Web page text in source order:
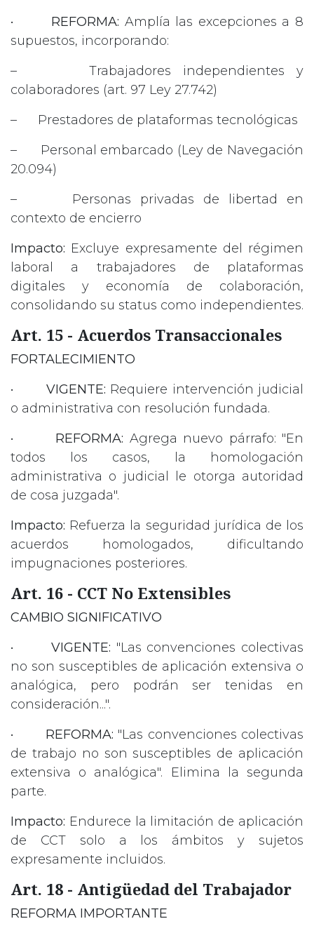
• REFORMA: Amplía las excepciones a 8
supuestos, incorporando:
– Trabajadores independientes y
colaboradores (art. 97 Ley 27.742)
– Prestadores de plataformas tecnológicas
– Personal embarcado (Ley de Navegación
20.094)
– Personas privadas de libertad en
contexto de encierro
Impacto: Excluye expresamente del régimen
laboral a trabajadores de plataformas
digitales y economía de colaboración,
consolidando su status como independientes.
Art. 15 - Acuerdos Transaccionales
FORTALECIMIENTO
• VIGENTE: Requiere intervención judicial
o administrativa con resolución fundada.
• REFORMA: Agrega nuevo párrafo: "En
todos los casos, la homologación
administrativa o judicial le otorga autoridad
de cosa juzgada".
Impacto: Refuerza la seguridad jurídica de los
acuerdos homologados, dificultando
impugnaciones posteriores.
Art. 16 - CCT No Extensibles
CAMBIO SIGNIFICATIVO
•VIGENTE: "Las convenciones colectivas
no son susceptibles de aplicación extensiva o
analógica, pero podrán ser tenidas en
consideración...".
• REFORMA: "Las convenciones colectivas
de trabajo no son susceptibles de aplicación
extensiva o analógica". Elimina la segunda
parte.
Impacto: Endurece la limitación de aplicación
de CCT solo a los ámbitos y sujetos
expresamente incluidos.
Art. 18 - Antigüedad del Trabajador
REFORMA IMPORTANTE